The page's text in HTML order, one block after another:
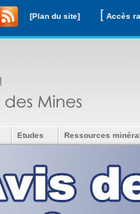
[Plan du site] [
Etudes Ressources